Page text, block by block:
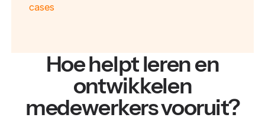
cases
Hoe helpt leren en
ontwikkelen
medewerkers vooruit?